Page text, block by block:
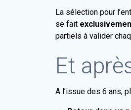
La sélection pour
se fait
partiels à valider
Et
A l’issue des 6 ans,